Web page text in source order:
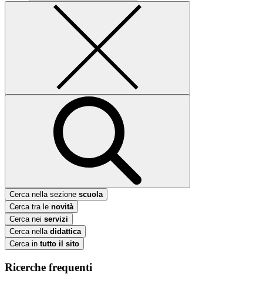
Cerca nella sezione scuola
Cerca tra le novità
Cerca nei servizi
Cerca nella didattica
Cerca in tutto il sito
Ricerche frequenti